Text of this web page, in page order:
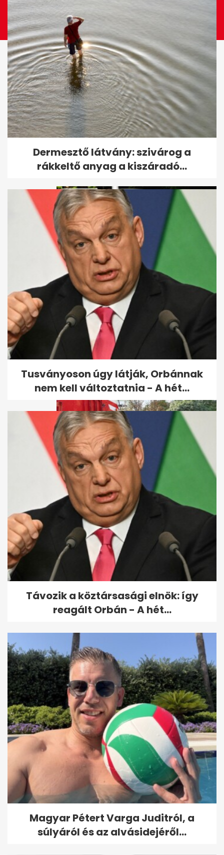
Friss hírek az intenzív
osztályon ápolt Sallai Nóráról
Vérampullák szóródtak szét
forgalmas hazai főutakon
egy...
Fotókon a Szegeden felborult
tűzoltóautó, ami letarolta a...
Dermesztő látvány: szivárog a
rákkeltő anyag a kiszáradó...
Tusványoson úgy látják, Orbánnak
nem kell változtatnia - A hét...
Távozik a köztársasági elnök: így
reagált Orbán - A hét...
Magyar Pétert Varga Juditról, a
súlyáról és az alvásidejéről...